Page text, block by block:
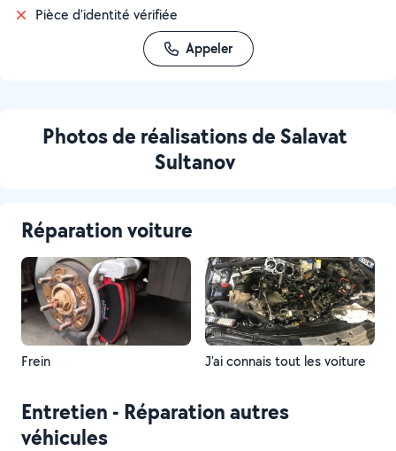
Pièce d'identité vérifiée
Appeler
Photos de réalisations de Salavat
Sultanov
Réparation voiture
Frein J’ai connais tout les voiture
Entretien - Réparation autres
véhicules